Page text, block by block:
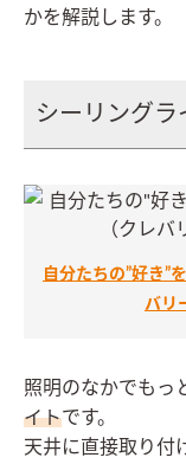
かを解説します。
シーリングラ
自分たちの”好き”
バリ
照明のなかでもっ
イトです。
天井に直接取り付